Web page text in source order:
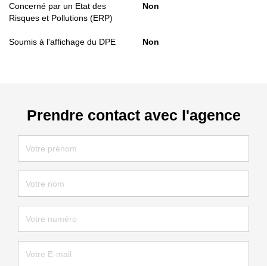
Concerné par un Etat des
Risques et Pollutions (ERP)
Non
Soumis à l'affichage du DPE Non
Prendre contact avec l'agence